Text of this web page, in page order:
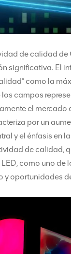
de calidad
significativa. El
como la
campos
el mercado
por un
y el énfasis en
de calidad,
como uno
y oportunidades